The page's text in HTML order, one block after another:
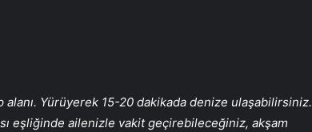
alanı. Yürüyerek 15-20 dakikada denize ulaşabilirsiniz.
eşliğinde ailenizle vakit geçirebileceğiniz, akşam